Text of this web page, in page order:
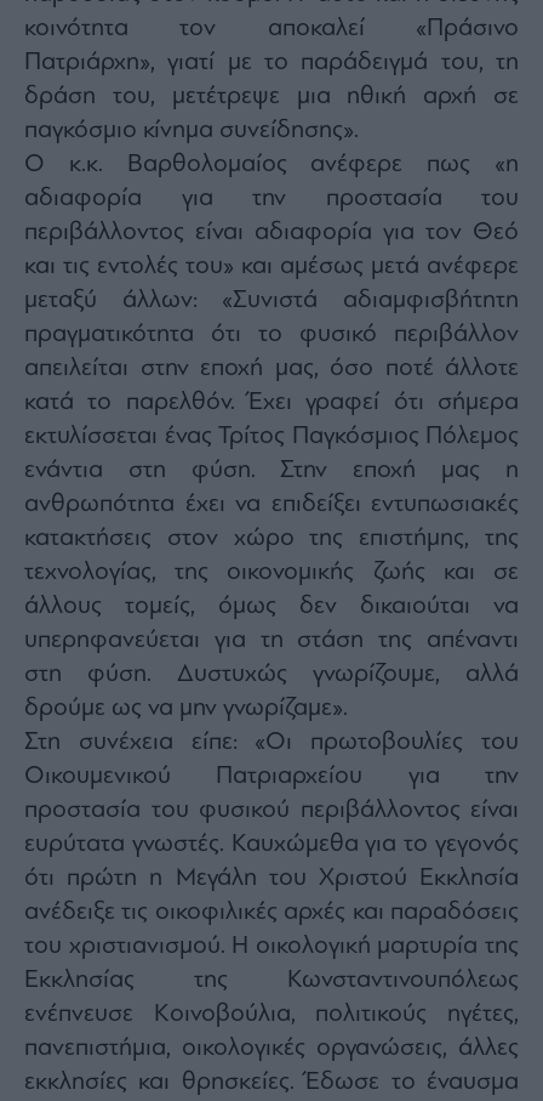
κοινότητα τον αποκαλεί «Πράσινο
Πατριάρχη», γιατί με το παράδειγμά του, τη
δράση του, μετέτρεψε μια ηθική αρχή σε
παγκόσμιο κίνημα συνείδησης».
Ο κ.κ. Βαρθολομαίος ανέφερε πως «η
αδιαφορία για την προστασία του
περιβάλλοντος είναι αδιαφορία για τον Θεό
και τις εντολές του» και αμέσως μετά ανέφερε
μεταξύ άλλων: «Συνιστά αδιαμφισβήτητη
πραγματικότητα ότι το φυσικό περιβάλλον
απειλείται στην εποχή μας, όσο ποτέ άλλοτε
κατά το παρελθόν. Έχει γραφεί ότι σήμερα
εκτυλίσσεται ένας Τρίτος Παγκόσμιος Πόλεμος
ενάντια στη φύση. Στην εποχή μας η
ανθρωπότητα έχει να επιδείξει εντυπωσιακές
κατακτήσεις στον χώρο της επιστήμης, της
τεχνολογίας, της οικονομικής ζωής και σε
άλλους τομείς, όμως δεν δικαιούται να
υπερηφανεύεται για τη στάση της απέναντι
στη φύση. Δυστυχώς γνωρίζουμε, αλλά
δρούμε ως να μην γνωρίζαμε».
Στη συνέχεια είπε: «Οι πρωτοβουλίες του
Οικουμενικού Πατριαρχείου για την
προστασία του φυσικού περιβάλλοντος είναι
ευρύτατα γνωστές. Καυχώμεθα για το γεγονός
ότι πρώτη η Μεγάλη του Χριστού Εκκλησία
ανέδειξε τις οικοφιλικές αρχές και παραδόσεις
του χριστιανισμού. Η οικολογική μαρτυρία της
Εκκλησίας της Κωνσταντινουπόλεως
ενέπνευσε Κοινοβούλια, πολιτικούς ηγέτες,
πανεπιστήμια, οικολογικές οργανώσεις, άλλες
εκκλησίες και θρησκείες. Έδωσε το έναυσμα